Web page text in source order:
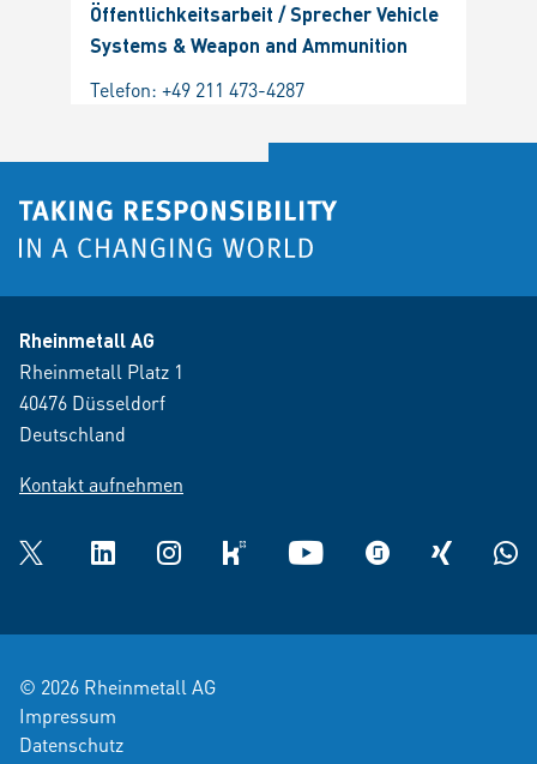
Öffentlichkeitsarbeit / Sprecher Vehicle
Systems & Weapon and Ammunition
Telefon: +49 211 473-4287
Rheinmetall AG
Rheinmetall Platz 1
40476 Düsseldorf
Deutschland
Kontakt aufnehmen
Twitter LinkedInInstagramkununu YouTube glassdoorXING
© 2026 Rheinmetall AG
Impressum
Datenschutz